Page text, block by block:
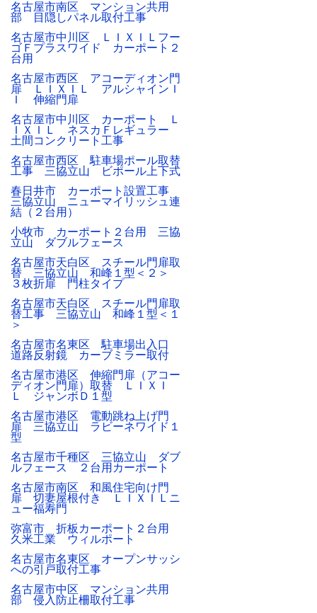
名古屋市南区 マンション共用
部 目隠しパネル取付工事
名古屋市中川区 ＬＩＸＩＬフー
ゴＦプラスワイド カーポート２
台用
名古屋市西区 アコーディオン門
扉 ＬＩＸＩＬ アルシャインＩ
Ｉ 伸縮門扉
名古屋市中川区 カーポート Ｌ
ＩＸＩＬ ネスカＦレギュラー
土間コンクリート工事
名古屋市西区 駐車場ポール取替
工事 三協立山 ビポール上下式
春日井市 カーポート設置工事
三協立山 ニューマイリッシュ連
結（２台用）
小牧市 カーポート２台用 三協
立山 ダブルフェース
名古屋市天白区 スチール門扉取
替 三協立山 和峰１型＜２＞
３枚折扉 門柱タイプ
名古屋市天白区 スチール門扉取
替工事 三協立山 和峰１型＜１
＞
名古屋市名東区 駐車場出入口
道路反射鏡 カーブミラー取付
名古屋市港区 伸縮門扉（アコー
ディオン門扉）取替 ＬＩＸＩ
Ｌ ジャンボＤ１型
名古屋市港区 電動跳ね上げ門
扉 三協立山 ラビーネワイド１
型
名古屋市千種区 三協立山 ダブ
ルフェース ２台用カーポート
名古屋市南区 和風住宅向け門
扉 切妻屋根付き ＬＩＸＩＬニ
ュー福寿門
弥富市 折板カーポート２台用
久米工業 ウィルポート
名古屋市名東区 オープンサッシ
への引戸取付工事
名古屋市中区 マンション共用
部 侵入防止柵取付工事